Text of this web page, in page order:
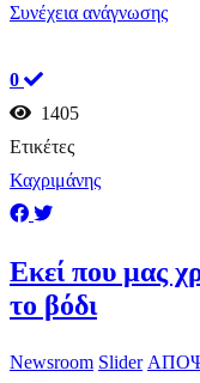
Συνέχεια ανάγνωσης
0
1405
Ετικέτες
Καχριμάνης
Εκεί που μας
το βόδι
Newsroom Slider